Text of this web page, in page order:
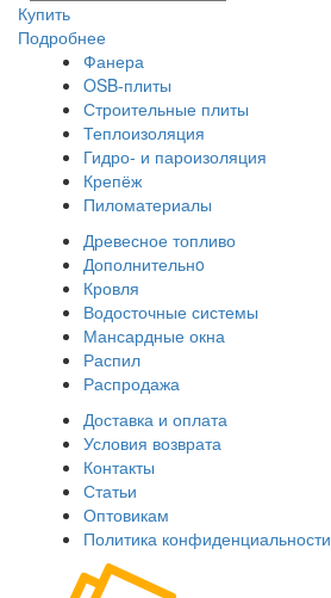
Купить
Подробнее
Фанера
OSB-плиты
Строительные плиты
Теплоизоляция
Гидро- и пароизоляция
Крепёж
Пиломатериалы
Древесное топливо
Дополнительнo
Кровля
Водосточные системы
Мансардные окна
Распил
Распродажа
Доставка и оплата
Условия возврата
Контакты
Статьи
Оптовикам
Политика конфиденциальности